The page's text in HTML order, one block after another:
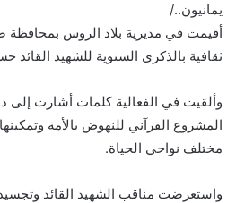
يمانيون../
أقيمت في مديرية بلاد الروس بمحافظة
ثقافية بالذكرى السنوية للشهيد القائد
وألقيت في الفعالية كلمات أشارت
المشروع القرآني للنهوض بالأمة
مختلف نواحي الحياة.
واستعرضت مناقب الشهيد القائد